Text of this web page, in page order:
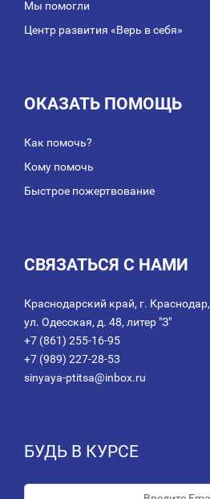
Мы помогли
Центр развития «Верь в себя»
ОКАЗАТЬ ПОМОЩЬ
Как помочь?
Кому помочь
Быстрое пожертвование
СВЯЗАТЬСЯ С НАМИ
Краснодарский край, г. Краснодар,
ул. Одесская, д. 48, литер "З"
+7 (861) 255-16-95
+7 (989) 227-28-53
sinyaya-ptitsa@inbox.ru
БУДЬ В КУРСЕ